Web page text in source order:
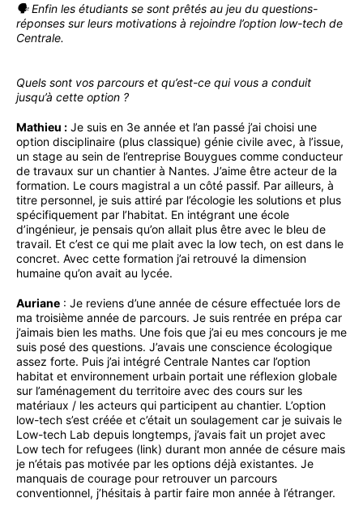
🗣 Enfin les étudiants se sont prêtés au jeu du questions-
réponses sur leurs motivations à rejoindre l’option low-tech de
Centrale.
Quels sont vos parcours et qu’est-ce qui vous a conduit
jusqu’à cette option ?
Mathieu : Je suis en 3e année et l’an passé j’ai choisi une
option disciplinaire (plus classique) génie civile avec, à l’issue,
un stage au sein de l’entreprise Bouygues comme conducteur
de travaux sur un chantier à Nantes. J’aime être acteur de la
formation. Le cours magistral a un côté passif. Par ailleurs, à
titre personnel, je suis attiré par l’écologie les solutions et plus
spécifiquement par l’habitat. En intégrant une école
d’ingénieur, je pensais qu’on allait plus être avec le bleu de
travail. Et c’est ce qui me plait avec la low tech, on est dans le
concret. Avec cette formation j’ai retrouvé la dimension
humaine qu’on avait au lycée.
Auriane : Je reviens d’une année de césure effectuée lors de
ma troisième année de parcours. Je suis rentrée en prépa car
j’aimais bien les maths. Une fois que j’ai eu mes concours je me
suis posé des questions. J’avais une conscience écologique
assez forte. Puis j’ai intégré Centrale Nantes car l’option
habitat et environnement urbain portait une réflexion globale
sur l’aménagement du territoire avec des cours sur les
matériaux / les acteurs qui participent au chantier. L’option
low-tech s’est créée et c’était un soulagement car je suivais le
Low-tech Lab depuis longtemps, j’avais fait un projet avec
Low tech for refugees (link) durant mon année de césure mais
je n’étais pas motivée par les options déjà existantes. Je
manquais de courage pour retrouver un parcours
conventionnel, j’hésitais à partir faire mon année à l’étranger.